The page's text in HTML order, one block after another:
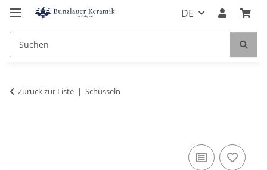
DE
Zurück zur Liste Schüsseln